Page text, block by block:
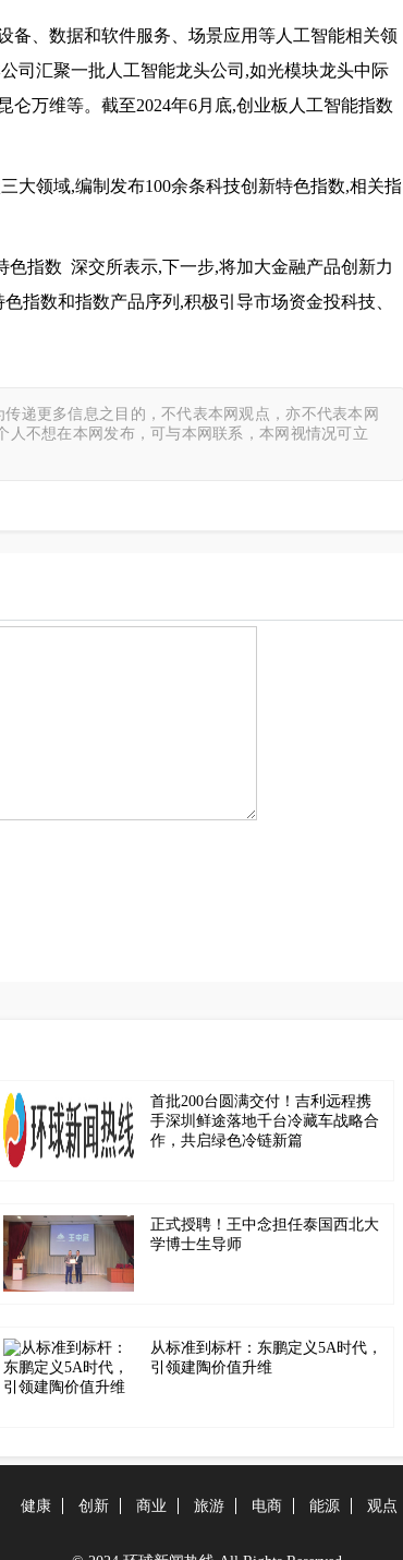
备、数据和软件服务、场景应用等人工智能相关领
司汇聚一批人工智能龙头公司,如光模块龙头中际
万维等。截至2024年6月底,创业板人工智能指数
大领域,编制发布100余条科技创新特色指数,相关指
指数 深交所表示,下一步,将加大金融产品创新力
指数和指数产品序列,积极引导市场资金投科技、
递更多信息之目的，不代表本网观点，亦不代表本网
不想在本网发布，可与本网联系，本网视情况可立
首批200台圆满交付！吉利远程携
手深圳鲜途落地千台冷藏车战略合
作，共启绿色冷链新篇
正式授聘！王中念担任泰国西北大
学博士生导师
从标准到标杆：东鹏定义5A时代，
引领建陶价值升维
健康 创新 商业 旅游 电商 能源 观点